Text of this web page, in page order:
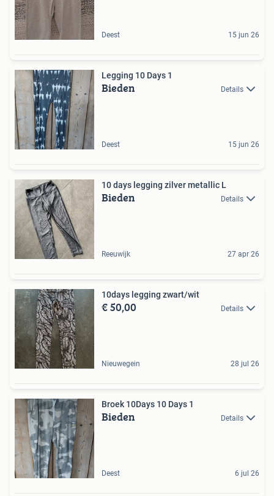
Deest 15 jun 26
Legging 10 Days 1
Bieden Details
Deest 15 jun 26
10 days legging zilver metallic L
Bieden Details
Reeuwijk 27 apr 26
10days legging zwart/wit
€ 50,00 Details
Nieuwegein 28 jul 26
Broek 10Days 10 Days 1
Bieden Details
Deest 6 jul 26